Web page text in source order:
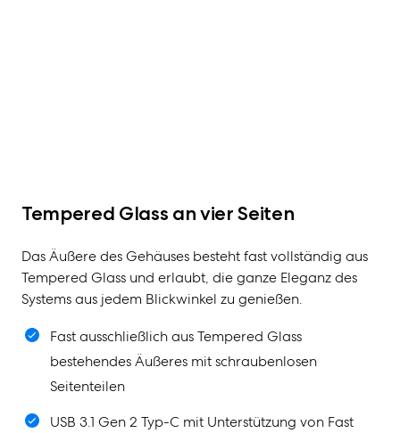
Tempered Glass an vier Seiten
Das Äußere des Gehäuses besteht fast vollständig aus
Tempered Glass und erlaubt, die ganze Eleganz des
Systems aus jedem Blickwinkel zu genießen.
Fast ausschließlich aus Tempered Glass
bestehendes Äußeres mit schraubenlosen
Seitenteilen
USB 3.1 Gen 2 Typ-C mit Unterstützung von Fast